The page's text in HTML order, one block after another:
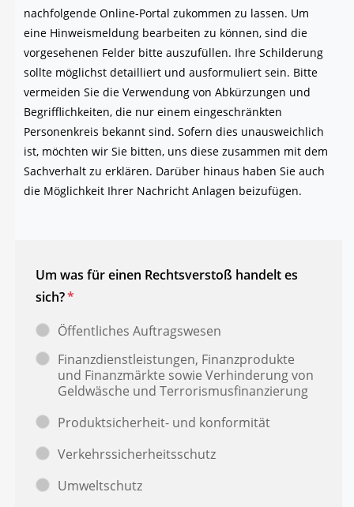
nach­fol­gen­de Online-Por­tal zukom­men zu las­sen. Um
eine Hin­weis­mel­dung bear­bei­ten zu kön­nen, sind die
vor­ge­se­he­nen Fel­der bit­te aus­zu­fül­len. Ihre Schil­de­rung
soll­te mög­lichst detail­liert und aus­for­mu­liert sein. Bit­te
ver­mei­den Sie die Ver­wen­dung von Abkür­zun­gen und
Begriff­lich­kei­ten, die nur einem ein­ge­schränk­ten
Per­so­nen­kreis bekannt sind. Sofern dies unaus­weich­lich
ist, möch­ten wir Sie bit­ten, uns die­se zusam­men mit dem
Sach­ver­halt zu erklä­ren. Dar­über hin­aus haben Sie auch
die Mög­lich­keit Ihrer Nach­richt Anla­gen beizufügen.
Um was für einen Rechtsverstoß handelt es
sich?*
Öffentliches Auftragswesen
Finanzdienstleistungen, Finanzprodukte
und Finanzmärkte sowie Verhinderung von
Geldwäsche und Terrorismusfinanzierung
Produktsicherheit- und konformität
Verkehrssicherheitsschutz
Umweltschutz